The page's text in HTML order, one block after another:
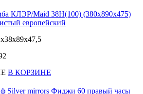
КЛЭР/Maid 38Н(100) (380х890х475)
европейский
В КОРЗИНЕ
Silver mirrors Фиджи 60 правый часы